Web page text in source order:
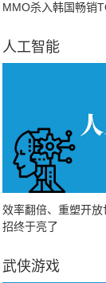
MMO杀入韩国畅销
人工智能
效率翻倍、重塑开
招终于亮了
武侠游戏